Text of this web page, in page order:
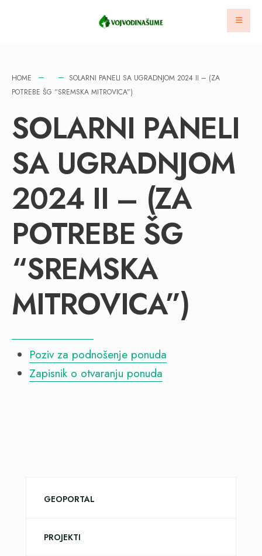
HOME
SOLARNI PANELI SA UGRADNJOM 2024 II – (ZA
POTREBE ŠG “SREMSKA MITROVICA”)
SOLARNI PANELI
SA UGRADNJOM
2024 II – (ZA
POTREBE ŠG
“SREMSKA
MITROVICA”)
Poziv za podnošenje ponuda
Zapisnik o otvaranju ponuda
GEOPORTAL
PROJEKTI